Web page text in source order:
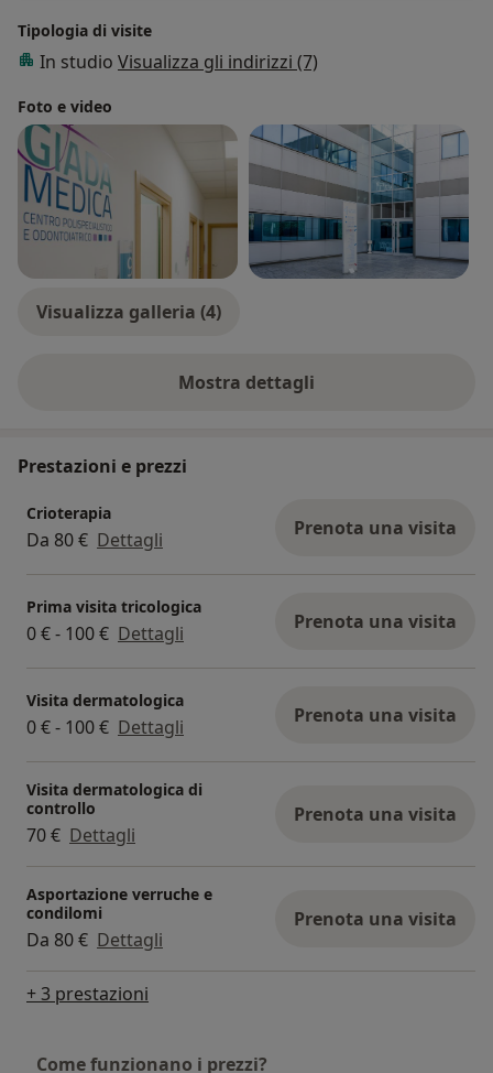
Tipologia di visite
In studio Visualizza gli indirizzi (7)
Foto e video
Visualizza galleria (4)
Mostra dettagli
sull'esperienza
Prestazioni e prezzi
Crioterapia
Da 80 € Dettagli Prenota una visita
Prima visita tricologica
0 € - 100 € Dettagli Prenota una visita
Visita dermatologica
0 € - 100 € Dettagli Prenota una visita
Visita dermatologica di
controllo
70 € Dettagli
Prenota una visita
Asportazione verruche e
condilomi
Da 80 € Dettagli
Prenota una visita
+ 3 prestazioni
Come funzionano i prezzi?